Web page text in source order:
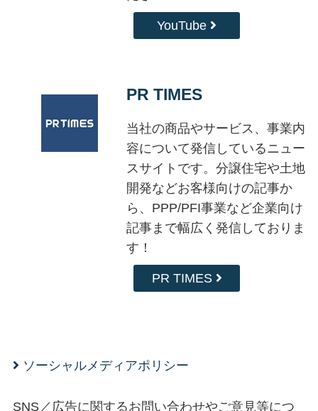
YouTube
PR TIMES
当社の商品やサービス、事業内
容について発信しているニュー
スサイトです。分譲住宅や土地
開発などお客様向けの記事か
ら、PPP/PFI事業など企業向け
記事まで幅広く発信しておりま
す！
PR TIMES
ソーシャルメディアポリシー
SNS／広告に関するお問い合わせやご意見等につ